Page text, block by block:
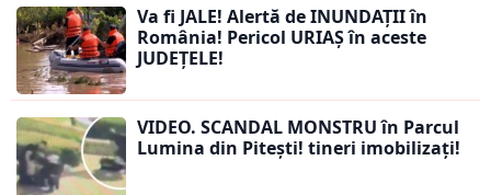
Va fi JALE! Alertă de INUNDAȚII în
România! Pericol URIAȘ în aceste
JUDEȚELE!
VIDEO. SCANDAL MONSTRU în Parcul
Lumina din Pitești! tineri imobilizați!